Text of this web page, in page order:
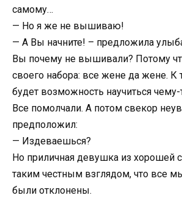
самому…
— Но я же не вышиваю!
— А Вы начните! – предложила
Вы почему не вышивали? Потому
своего набора: все жене да жене. К
будет возможность научиться
Все помолчали. А потом свекор
предположил:
— Издеваешься?
Но приличная девушка из хорошей
таким честным взглядом, что все
были отклонены.